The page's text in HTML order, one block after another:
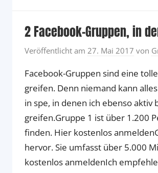
2 Facebook-Gruppen, in
Veröffentlicht am 27. Mai 2017 von
Facebook-Gruppen sind eine
greifen. Denn niemand kann
in spe, in denen ich ebenso
greifen.Gruppe 1 ist über 1.200
finden. Hier kostenlos
hervor. Sie umfasst über 5.000
kostenlos anmeldenIch